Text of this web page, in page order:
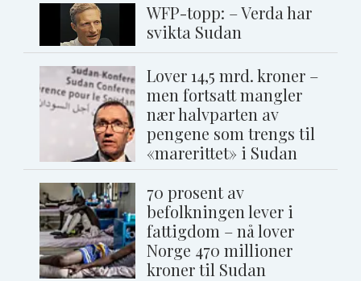
WFP-topp: – Verda har
svikta Sudan
Lover 14,5 mrd. kroner –
men fortsatt mangler
nær halvparten av
pengene som trengs til
«marerittet» i Sudan
70 prosent av
befolkningen lever i
fattigdom – nå lover
Norge 470 millioner
kroner til Sudan